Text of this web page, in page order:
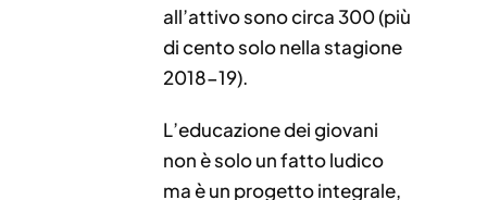
all’attivo sono circa 300 (più
di cento solo nella stagione
2018-19).
L’educazione dei giovani
non è solo un fatto ludico
ma è un progetto integrale,